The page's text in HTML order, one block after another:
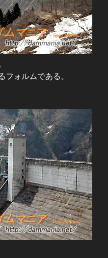
フォルムである。